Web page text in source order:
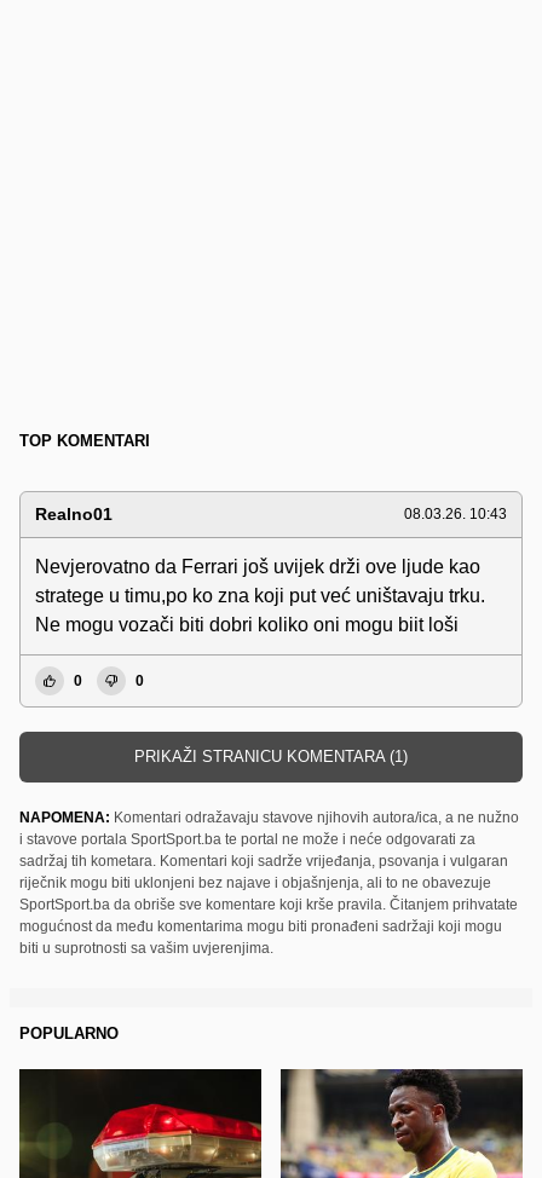
TOP KOMENTARI
Realno01 08.03.26. 10:43
Nevjerovatno da Ferrari još uvijek drži ove ljude kao
stratege u timu,po ko zna koji put već uništavaju trku.
Ne mogu vozači biti dobri koliko oni mogu biit loši
0 0
PRIKAŽI STRANICU KOMENTARA (1)
NAPOMENA: Komentari odražavaju stavove njihovih autora/ica, a ne nužno
i stavove portala SportSport.ba te portal ne može i neće odgovarati za
sadržaj tih kometara. Komentari koji sadrže vrijeđanja, psovanja i vulgaran
riječnik mogu biti uklonjeni bez najave i objašnjenja, ali to ne obavezuje
SportSport.ba da obriše sve komentare koji krše pravila. Čitanjem prihvatate
mogućnost da među komentarima mogu biti pronađeni sadržaji koji mogu
biti u suprotnosti sa vašim uvjerenjima.
POPULARNO